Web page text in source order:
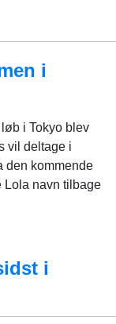
i
i Tokyo blev
vil deltage i
den kommende
Lola navn tilbage
i